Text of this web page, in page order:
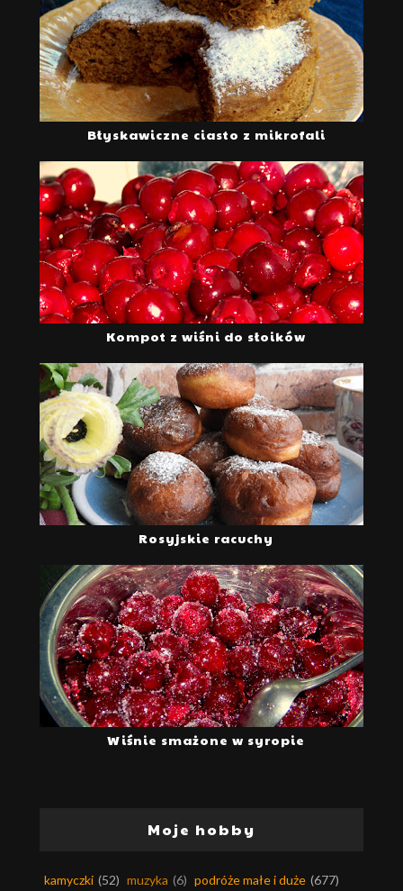
Błyskawiczne ciasto z mikrofali
Kompot z wiśni do słoików
Rosyjskie racuchy
Wiśnie smażone w syropie
Moje hobby
kamyczki (52) muzyka (6) podróże małe i duże (677)